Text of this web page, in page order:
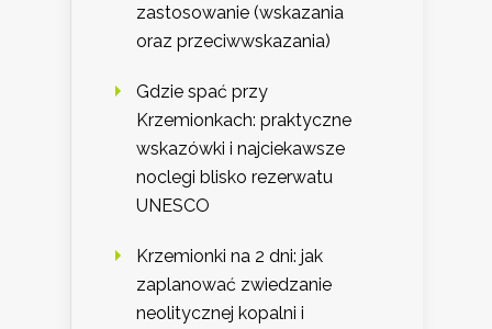
zastosowanie (wskazania
oraz przeciwwskazania)
Gdzie spać przy
Krzemionkach: praktyczne
wskazówki i najciekawsze
noclegi blisko rezerwatu
UNESCO
Krzemionki na 2 dni: jak
zaplanować zwiedzanie
neolitycznej kopalni i